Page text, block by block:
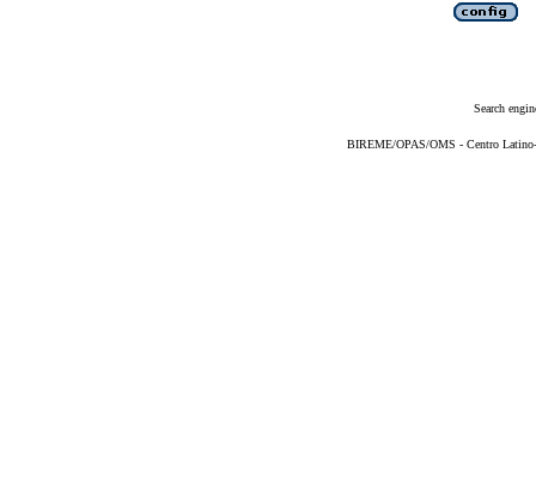
Search
BIREME/OPAS/OMS - Centro Latino-